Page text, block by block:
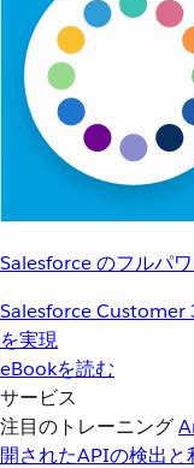
Salesforce のフルパ
Salesforce Customer
を実現
eBookを読む
サービス
注目のトレーニング
開されたAPIの検出